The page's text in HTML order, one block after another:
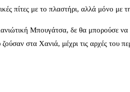
πίτες με το πλαστήρι, αλλά μόνο
Μπουγάτσα, δε θα μπορούσε να
στα Χανιά, μέχρι τις αρχές του